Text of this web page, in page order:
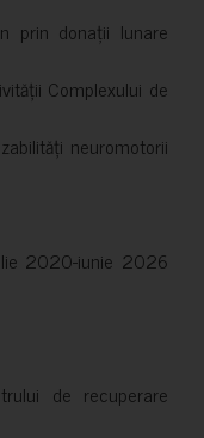
prin donații lunare
Complexului de
neuromotorii
2020-iunie 2026
de recuperare